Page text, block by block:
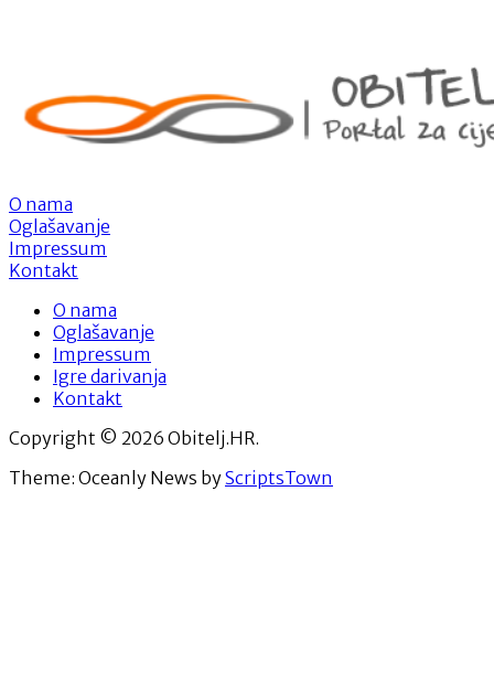
O nama
Oglašavanje
Impressum
Kontakt
O nama
Oglašavanje
Impressum
Igre darivanja
Kontakt
Copyright © 2026 Obitelj.HR.
Theme: Oceanly News byScriptsTown